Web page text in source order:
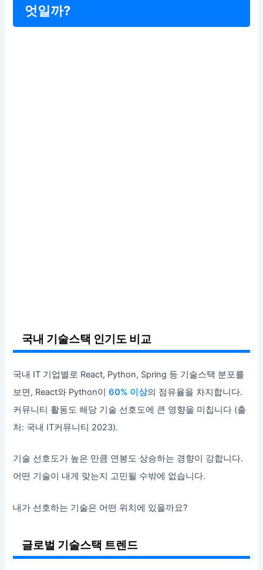
엇일까?
국내 기술스택 인기도 비교
국내 IT 기업별로 React, Python, Spring 등 기술스택 분포를
보면, React와 Python이60% 이상의 점유율을 차지합니다.
커뮤니티 활동도 해당 기술 선호도에 큰 영향을 미칩니다 (출
처: 국내 IT커뮤니티 2023).
기술 선호도가 높은 만큼 연봉도 상승하는 경향이 강합니다.
어떤 기술이 내게 맞는지 고민될 수밖에 없습니다.
내가 선호하는 기술은 어떤 위치에 있을까요?
글로벌 기술스택 트렌드